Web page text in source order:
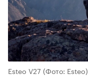
Esteo V27 (Фото: Esteo)